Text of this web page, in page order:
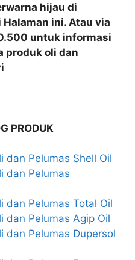
hijau di
ini. Atau via
untuk informasi
produk oli dan
PRODUK
dan Pelumas Shell Oil
dan Pelumas
dan Pelumas Total Oil
dan Pelumas Agip Oil
dan Pelumas Dupersol